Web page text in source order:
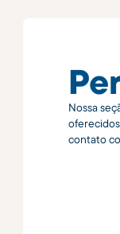
Nossa
contato